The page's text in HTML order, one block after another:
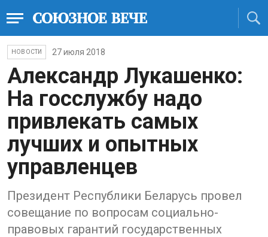
НОВОСТИ 27 июля 2018
Александр Лукашенко:
На госслужбу надо
привлекать самых
лучших и опытных
управленцев
Президент Республики Беларусь провел
совещание по вопросам социально-
правовых гарантий государственных